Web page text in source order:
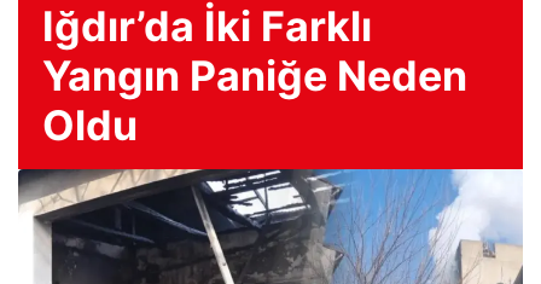
Iğdır’da İki Farklı
Yangın Paniğe Neden
Oldu